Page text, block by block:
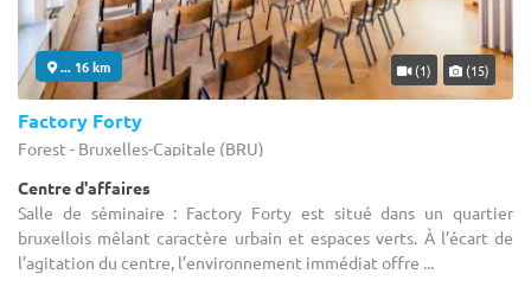
... 16 km (1) (15)
Factory Forty
Forest - Bruxelles-Capitale (BRU)
Centre d'affaires
Salle de séminaire : Factory Forty est situé dans un quartier
bruxellois mêlant caractère urbain et espaces verts. À l’écart de
l’agitation du centre, l’environnement immédiat offre ...